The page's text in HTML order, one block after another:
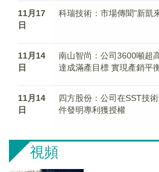
11月17
日
科瑞技術：市場傳聞"新凱
11月14
日
南山智尚：公司3600噸超
達成滿產目標 實現產銷平
11月14
日
四方股份：公司在SST技
件發明專利獲授權
視頻